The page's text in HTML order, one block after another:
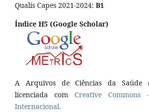
Qualis Capes 2021-2024: B1
Índice H5 (Google Scholar)
A Arquivos de Ciências da Saúde
licenciada com Creative
Internacional.